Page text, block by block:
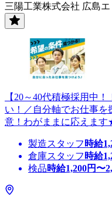
三陽工業株式会社 広島
【20～40代積極採用中
い！／自分軸でお仕事を
意！わがままに応えま
製造スタッフ 時給
倉庫スタッフ 時給
検品時給1,200円〜